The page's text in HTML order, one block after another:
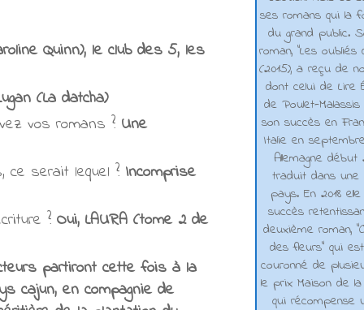
Quinn), le club des 5, les
(La datcha)
vos romans ? Une
serait lequel ? Incomprise
? Oui, LAURA (tome 2 de
partiront cette fois à la
cajun, en compagnie de
ses romans qui la
du grand public.
roman, "Les oubliés
(2015), a reçu de
dont celui de Lire
de Poulet-
son succès en
Italie en
Allemagne début
traduit dans une
pays. En 2018
succès
deuxième roman,
des fleurs" qui
couronné de
le prix Maison de la
qui récompense